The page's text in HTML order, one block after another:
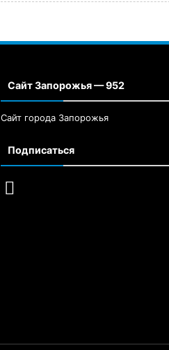
Сайт Запорожья — 952
Сайт города Запорожья
Подписаться